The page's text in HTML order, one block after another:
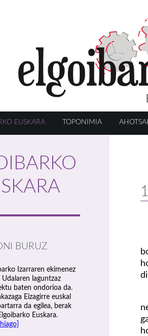
EUSKARA TOPONIMIA
BURUZ
Izarraren ekimenez
laguntzaz
baten ondorioa da.
Eizagirre euskal
da egilea, berak
Euskara.